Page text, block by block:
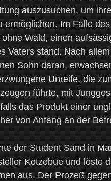
auszusuchen, um ihre
ermöglichen. Im Falle
Wald, einen
Vaters stand. Nach
Sohn daran,
Unreife, die
führte, mit
das Produkt einer
von Anfang an der
der Student Sand in
Kotzebue und löste
aus. Der Prozeß